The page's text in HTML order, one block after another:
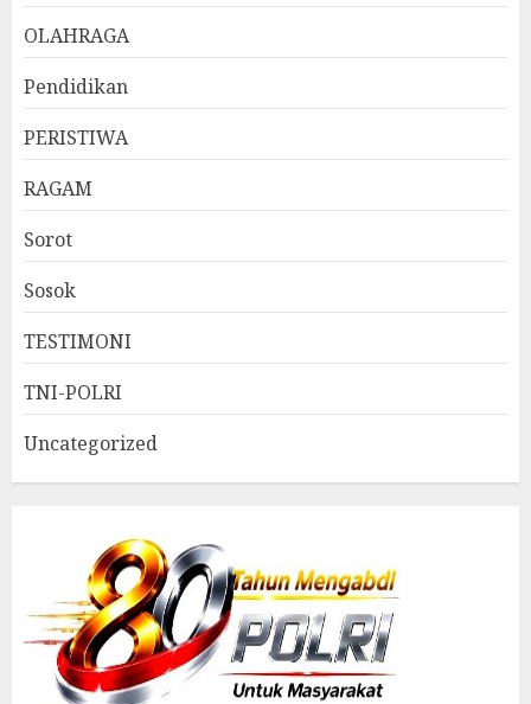
OLAHRAGA
Pendidikan
PERISTIWA
RAGAM
Sorot
Sosok
TESTIMONI
TNI-POLRI
Uncategorized